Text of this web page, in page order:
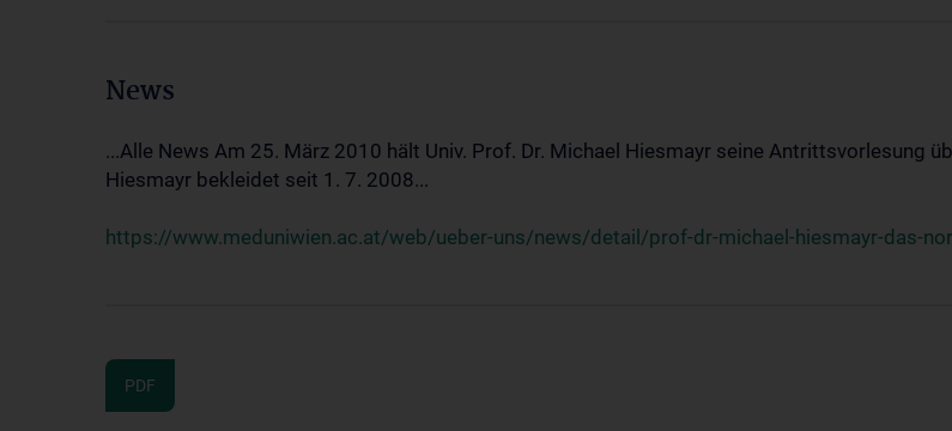
News
...Alle News Am 25. März 2010 hält Univ. Prof. Dr. Michael Hiesmayr seine Antrittsvorlesung
Hiesmayr bekleidet seit 1. 7. 2008...
https://www.meduniwien.ac.at/web/ueber-uns/news/detail/prof-dr-michael-hiesmayr-das-
PDF